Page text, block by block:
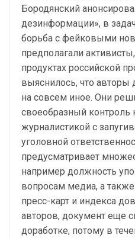
Бородянский
дезинформации», в
борьба с фейковыми
предполагали
продуктах российской
выяснилось, что авторы
на совсем иное. Они
своеобразный контроль
журналистикой с
уголовной
предусматривает
например должность
вопросам медиа, а
пресс-карт и индекса
авторов, документ еще
доработке, потому в